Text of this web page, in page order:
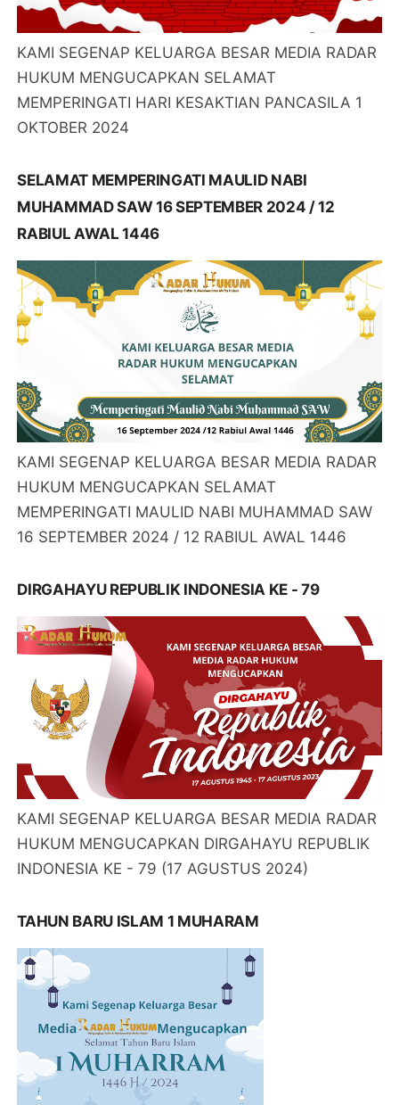
KAMI SEGENAP KELUARGA BESAR MEDIA RADAR
HUKUM MENGUCAPKAN SELAMAT
MEMPERINGATI HARI KESAKTIAN PANCASILA 1
OKTOBER 2024
SELAMAT MEMPERINGATI MAULID NABI
MUHAMMAD SAW 16 SEPTEMBER 2024 / 12
RABIUL AWAL 1446
KAMI SEGENAP KELUARGA BESAR MEDIA RADAR
HUKUM MENGUCAPKAN SELAMAT
MEMPERINGATI MAULID NABI MUHAMMAD SAW
16 SEPTEMBER 2024 / 12 RABIUL AWAL 1446
DIRGAHAYU REPUBLIK INDONESIA KE - 79
KAMI SEGENAP KELUARGA BESAR MEDIA RADAR
HUKUM MENGUCAPKAN DIRGAHAYU REPUBLIK
INDONESIA KE - 79 (17 AGUSTUS 2024)
TAHUN BARU ISLAM 1 MUHARAM